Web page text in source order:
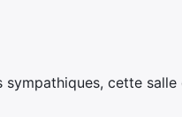
cette salle